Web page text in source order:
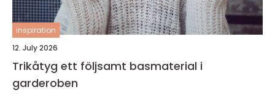
inspiration
12. July 2026
Trikåtyg ett följsamt basmaterial i
garderoben